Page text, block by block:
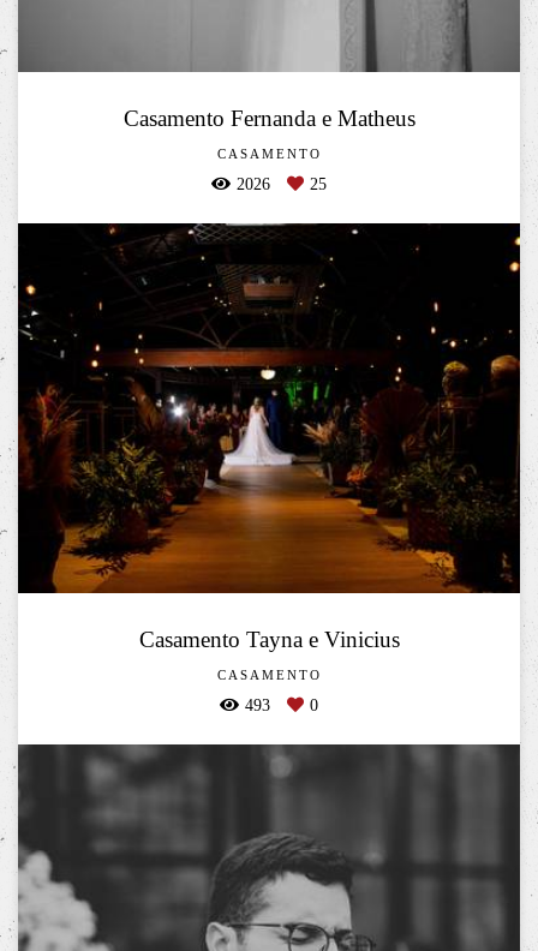
Casamento Fernanda e Matheus
CASAMENTO
2026 25
Casamento Tayna e Vinicius
CASAMENTO
493 0